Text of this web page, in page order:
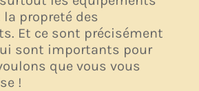
propreté des
Et ce sont précisément
sont importants pour
que vous vous
!